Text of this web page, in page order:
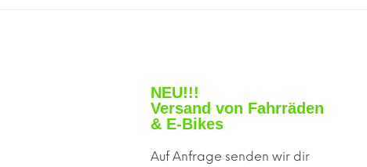
NEU!!!
Versand von Fahrräden
& E-Bikes
Auf Anfrage senden wir dir